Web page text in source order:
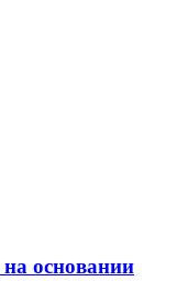
основании